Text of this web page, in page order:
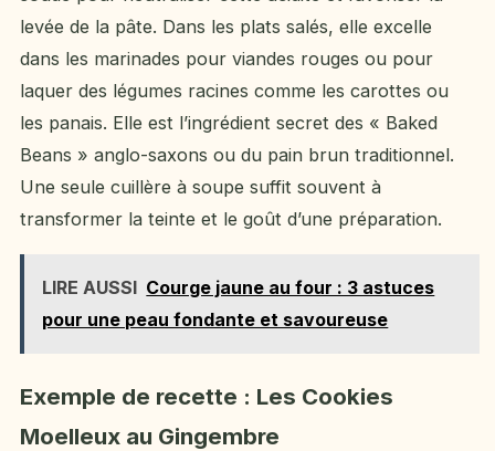
levée de la pâte. Dans les plats salés, elle excelle
dans les marinades pour viandes rouges ou pour
laquer des légumes racines comme les carottes ou
les panais. Elle est l’ingrédient secret des « Baked
Beans » anglo-saxons ou du pain brun traditionnel.
Une seule cuillère à soupe suffit souvent à
transformer la teinte et le goût d’une préparation.
LIRE AUSSI Courge jaune au four : 3 astuces
pour une peau fondante et savoureuse
Exemple de recette : Les Cookies
Moelleux au Gingembre